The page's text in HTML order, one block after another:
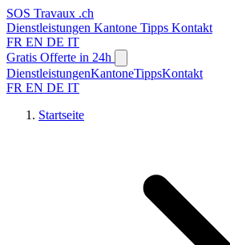
SOS Travaux .ch
Dienstleistungen Kantone Tipps Kontakt
FR EN DE IT
Gratis Offerte in 24h
DienstleistungenKantoneTippsKontakt
FR EN DE IT
Startseite